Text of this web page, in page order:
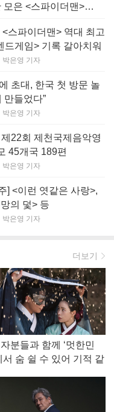
[8월 1주 국내 박스] 5일 만에 338만 모은 <스파이더맨> 극장가 235% 대반등, <호프>는 400만 돌파
스파이더맨> 역대 최고
드게임> 기록 갈아치워
박은영 기자
초대, 한국 첫 방문 놀
만들었다”
박은영 기자
22회 제천국제음악영
45개국 189편
박은영 기자
] <이런 엿같은 사랑>,
의 덫> 등
박은영 기자
더보기
분들과 함께 ‘멋한민
서 숨 쉴 수 있어 기적 같